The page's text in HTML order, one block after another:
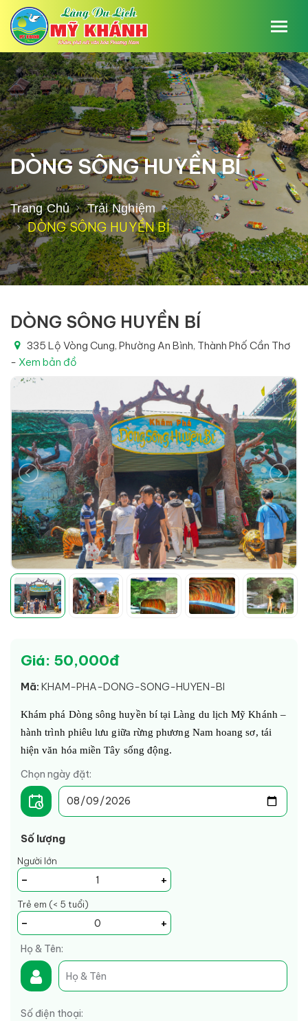
DÒNG SÔNG HUYỀN BÍ
Trang Chủ Trải Nghiệm
DÒNG SÔNG HUYỀN BÍ
DÒNG SÔNG HUYỀN BÍ
335 Lộ Vòng Cung, Phường An Bình, Thành Phố Cần Thơ
- Xem bản đồ
Giá: 50,000đ
Mã: KHAM-PHA-DONG-SONG-HUYEN-BI
Khám phá Dòng sông huyền bí tại Làng du lịch Mỹ Khánh –
hành trình phiêu lưu giữa rừng phương Nam hoang sơ, tái
hiện văn hóa miền Tây sống động.
Chọn ngày đặt:
Số lượng
Người lớn
- +
Trẻ em (< 5 tuổi)
- +
Họ & Tên:
Số điện thoại: